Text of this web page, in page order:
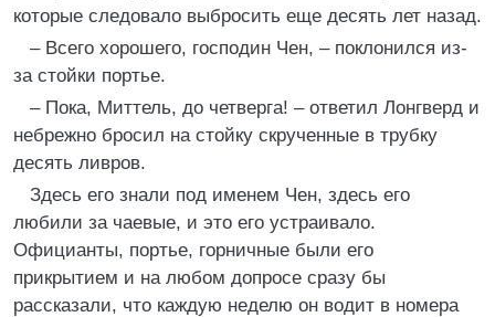
которые следовало выбросить еще десять лет назад.
– Всего хорошего, господин Чен, – поклонился из-
за стойки портье.
– Пока, Миттель, до четверга! – ответил Лонгверд и
небрежно бросил на стойку скрученные в трубку
десять ливров.
Здесь его знали под именем Чен, здесь его
любили за чаевые, и это его устраивало.
Официанты, портье, горничные были его
прикрытием и на любом допросе сразу бы
рассказали, что каждую неделю он водит в номера